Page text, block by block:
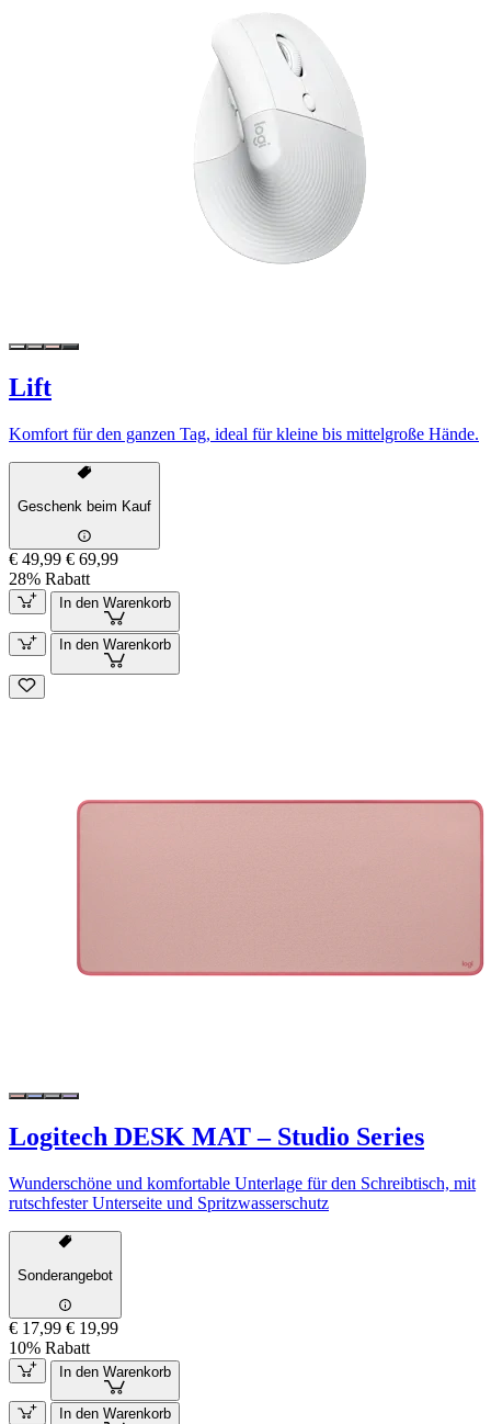
Lift
Komfort für den ganzen Tag, ideal für kleine bis mittelgroße Hände.
Geschenk beim Kauf
€ 49,99 € 69,99
28% Rabatt
In den Warenkorb
In den Warenkorb
Logitech DESK MAT – Studio Series
Wunderschöne und komfortable Unterlage für den Schreibtisch, mit
rutschfester Unterseite und Spritzwasserschutz
Sonderangebot
€ 17,99 € 19,99
10% Rabatt
In den Warenkorb
In den Warenkorb